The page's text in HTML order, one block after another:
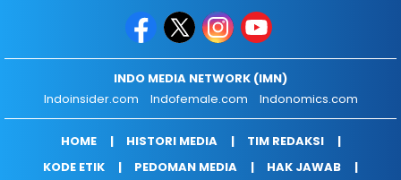
INDO MEDIA NETWORK (IMN)
Indoinsider.com
Indofemale.com Indonomics.com
HOME HISTORI MEDIA
TIM REDAKSI
KODE ETIK
PEDOMAN MEDIA
HAK JAWAB